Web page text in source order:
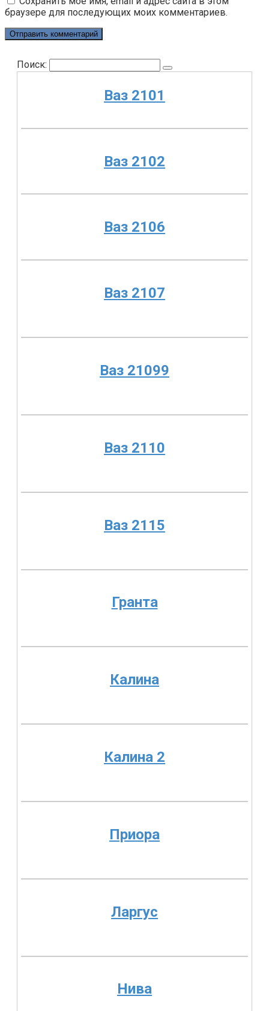
браузере для последующих моих комментариев.
Поиск:
Ваз 2101
Ваз 2102
Ваз 2106
Ваз 2107
Ваз 21099
Ваз 2110
Ваз 2115
Гранта
Калина
Калина 2
Приора
Ларгус
Нива